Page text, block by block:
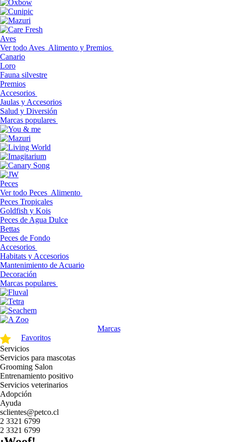
Aves
Ver todo Aves Alimento y Premios
Canario
Loro
Fauna silvestre
Premios
Accesorios
Jaulas y Accesorios
Salud y Diversión
Marcas populares
Peces
Ver todo Peces Alimento
Peces Tropicales
Goldfish y Kois
Peces de Agua Dulce
Bettas
Peces de Fondo
Accesorios
Habitats y Accesorios
Mantenimiento de Acuario
Decoración
Marcas populares
Marcas
Favoritos
Servicios
Servicios para mascotas
Grooming Salon
Entrenamiento positivo
Servicios veterinarios
Adopción
Ayuda
sclientes@petco.cl
2 3321 6799
2 3321 6799